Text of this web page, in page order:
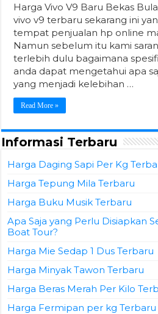
Harga Vivo V9 Baru Bekas
vivo v9 terbaru sekarang ini
tempat penjualan hp online
Namun sebelum itu kami
terlebih dulu bagaimana
anda dapat mengetahui apa
yang menjadi kelebihan …
Read More »
Informasi Terbaru
Harga Daging Sapi Per Kg
Harga Tepung Mila Terbaru
Harga Buku Musik Terbaru
Apa Saja yang Perlu Disiapkan
Boat Tour?
Harga Mie Sedap 1 Dus Terbaru
Harga Minyak Tawon Terbaru
Harga Beras Merah Per Kilo
Harga Fermipan per kg Terbaru